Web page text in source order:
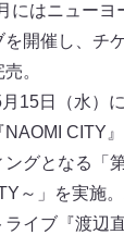
にはニュー
を開催し、チ
。
15日（水）
CITY
グとなる「
～」を実施
ライブ『渡辺